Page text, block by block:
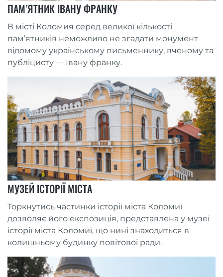
ПАМ’ЯТНИК ІВАНУ ФРАНКУ
В місті Коломия серед великої кількості
пам’ятників неможливо не згадати монумент
відомому українському письменнику, вченому та
публіцисту — Івану франку.
МУЗЕЙ ІСТОРІЇ МІСТА
Торкнутись частинки історії міста Коломиї
дозволяє його експозиція, представлена у музеї
історії міста Коломиї, що нині знаходиться в
колишньому будинку повітової ради.